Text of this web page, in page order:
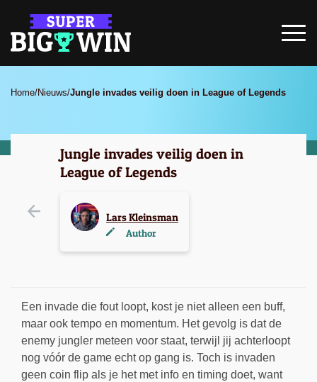
Home/Nieuws/Jungle invades veilig doen in League of Legends
Jungle invades veilig doen in
League of Legends
Lars Kleinsman
Author
Een invade die fout loopt, kost je niet alleen een buff,
maar ook tempo en momentum. Het gevolg is dat de
enemy jungler meteen voor staat, terwijl jij achterloopt
nog vóór de game echt op gang is. Toch is invaden
geen coin flip als je het met info en timing doet, want